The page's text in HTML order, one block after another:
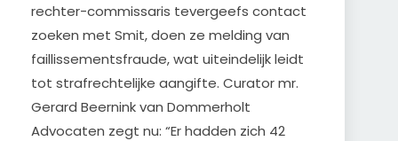
rechter-commissaris tevergeefs contact
zoeken met Smit, doen ze melding van
faillissementsfraude, wat uiteindelijk leidt
tot strafrechtelijke aangifte. Curator mr.
Gerard Beernink van Dommerholt
Advocaten zegt nu: “Er hadden zich 42